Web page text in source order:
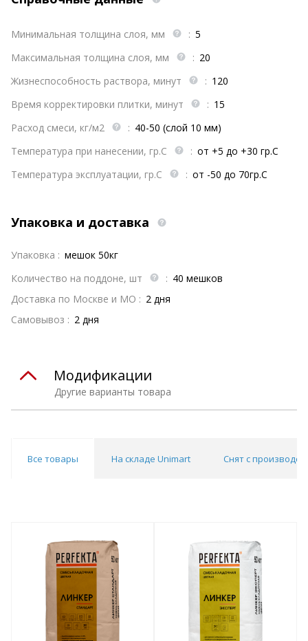
Минимальная толщина слоя, мм : 5
Максимальная толщина слоя, мм
: 20
Жизнеспособность раствора, минут
: 120
Время корректировки плитки, минут
: 15
Расход смеси, кг/м2
: 40-50 (слой 10 мм)
Температура при нанесении, гр.С
: от +5 до +30 гр.С
Температура эксплуатации, гр.С
: от -50 до 70гр.С
Упаковка и доставка
Упаковка : мешок 50кг
Количество на поддоне, шт
: 40 мешков
Доставка по Москве и МО : 2 дня
Самовывоз : 2 дня
Другие варианты товара
Модификации
Все товары На складе Unimart Снят с